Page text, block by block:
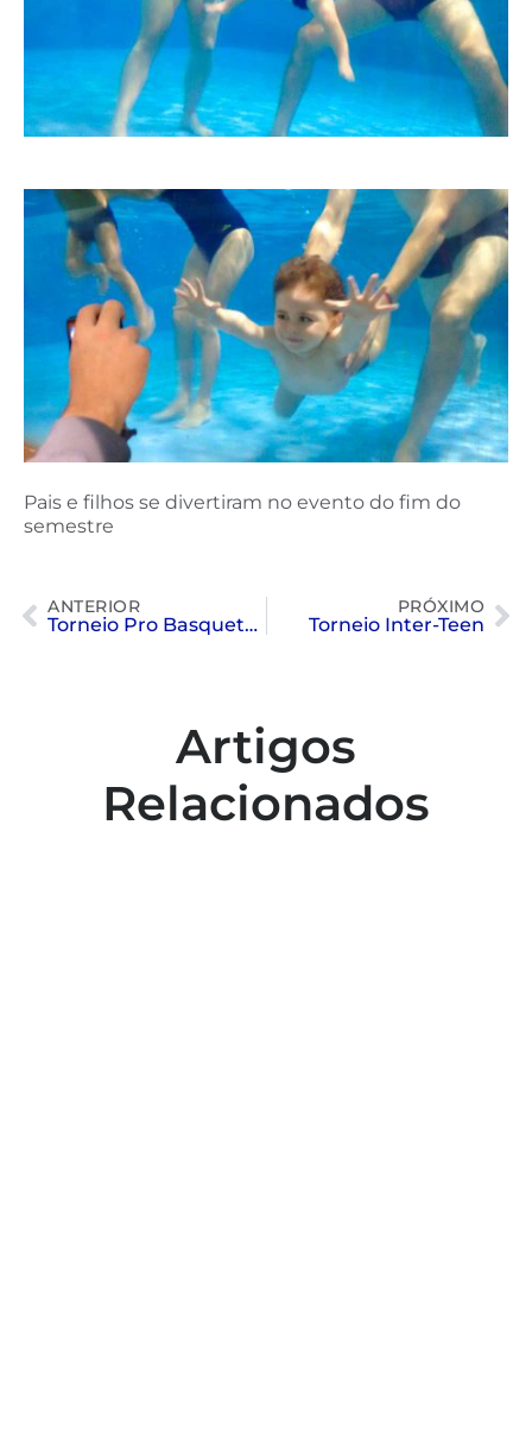
Pais e filhos se divertiram no evento do fim do
semestre
ANTERIOR
Torneio Pro Basquetebol
PRÓXIMO
Torneio Inter-Teen
Artigos
Relacionados